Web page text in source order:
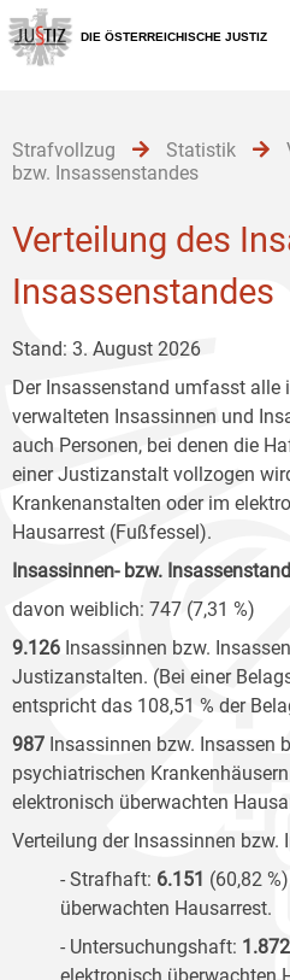
Zur
Hauptnavigation
[1]
Zum
Inhalt
[2]
Zum
Untermenü
[3]
DIE ÖSTERREICHISCHE JUSTIZ
Strafvollzug Statistik
bzw. Insassenstandes
Verteilung des
Insassenstandes
Stand: 3. August 2026
Der Insassenstand umfasst
verwalteten Insassinnen und
auch Personen, bei denen die
einer Justizanstalt vollzogen
Krankenanstalten oder im
Hausarrest (Fußfessel).
Insassinnen- bzw.
davon weiblich: 747 (7,31 %)
9.126 Insassinnen bzw.
Justizanstalten. (Bei einer
entspricht das 108,51 % der
987 Insassinnen bzw. Insassen
psychiatrischen
elektronisch überwachten
Verteilung der Insassinnen bzw.
- Strafhaft: 6.151 (60,82
überwachten Hausarrest.
- Untersuchungshaft: 1.872